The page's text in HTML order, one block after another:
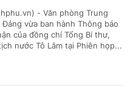
- Văn phòng Trung
Đảng vừa ban hành Thông báo
của đồng chí Tổng Bí thư,
nước Tô Lâm tại Phiên họp...